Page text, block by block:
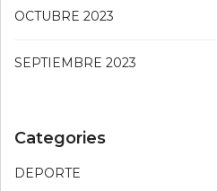
OCTUBRE 2023
SEPTIEMBRE 2023
Categories
DEPORTE